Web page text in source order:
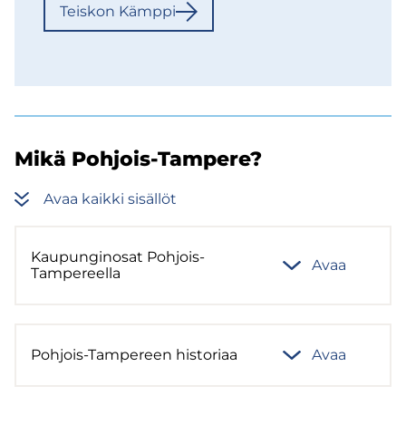
Teis­kon Kämp­pi
Mikä Pohjois-​Tampere?
Avaa kaik­ki si­säl­löt
Kau­pun­gin­osat Pohjois-​
Tampereella
Avaa
Pohjois-​Tampereen his­to­ri­aa Avaa